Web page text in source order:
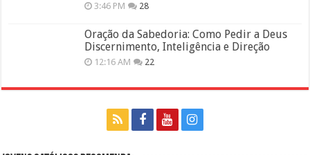
3:46 PM 28
Oração da Sabedoria: Como Pedir a Deus
Discernimento, Inteligência e Direção
12:16 AM 22